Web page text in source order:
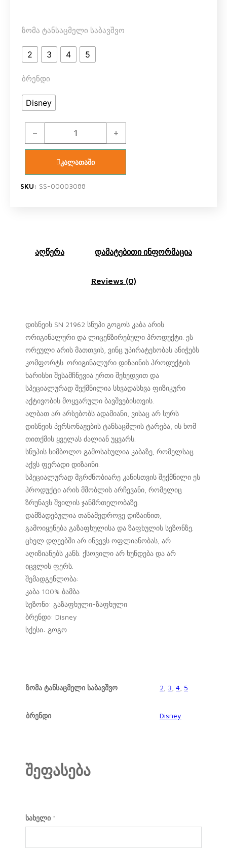
ზომა ტანსაცმელი საბავშვო
2 3 4 5
ბრენდი
Disney
SN 21962 სნუპი კაბა quantity
კალათაში
SKU: SS-00003088
აღწერა დამატებითი ინფორმაცია
Reviews (0)
დისნეის SN 21962 სნუპი გოგოს კაბა არის
ორიგინალური და ლიცენზირებული პროდუქტი. ეს
ორეული არის მათთვის, ვინც უპირატესობას ანიჭებს
კომფორტს. ორიგინალური დიზაინის პროდუქტის
ხარისხი შესამჩნევია ერთი შეხედვით და
სპეციალურად შექმნილია სხვადასხვა ფიზიკური
აქტივობის მოყვარული ბავშვებისთვის.
ალბათ არ არსებობს ადამიანი, ვისაც არ სურს
დისნეის პერსონაჟების ტანსაცმლის ტარება, ის ხომ
თითქმის ყველას ძალიან უყვარს.
სნუპის სიმბოლო გამოსახულია კაბაზე, რომელსაც
აქვს ფერადი დიზაინი.
სპეციალურად მგრძნობიარე კანისთვის შექმნილი ეს
პროდუქტი არის მშობლის არჩევანი, რომელიც
ზრუნავს შვილის ჯანმრთელობაზე.
დამზადებულია თანამედროვე დიზაინით,
გამოიყენება გაზაფხულისა და ზაფხულის სეზონზე.
ცხელ დღეებში არ იწვევს ოფლიანობას, არ
აღიზიანებს კანს. ქსოვილი არ ხუნდება და არ
იცვლის ფერს.
შემადგენლობა:
კაბა 100% ბამბა
სეზონი: გაზაფხული-ზაფხული
ბრენდი: Disney
სქესი: გოგო
ზომა ტანსაცმელი საბავშვო 2 3 4 5
ბრენდი Disney
შეფასება
სახელი *